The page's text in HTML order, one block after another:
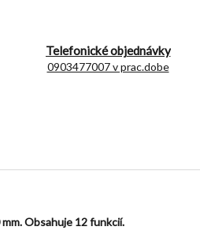
Telefonické objednávky
0903477007 v prac.dobe
Obsahuje 12 funkcií.